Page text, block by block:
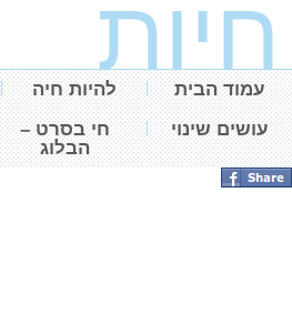
חיות
עמוד הבית להיות חיה
עושים שינוי
חי בסרט –
הבלוג